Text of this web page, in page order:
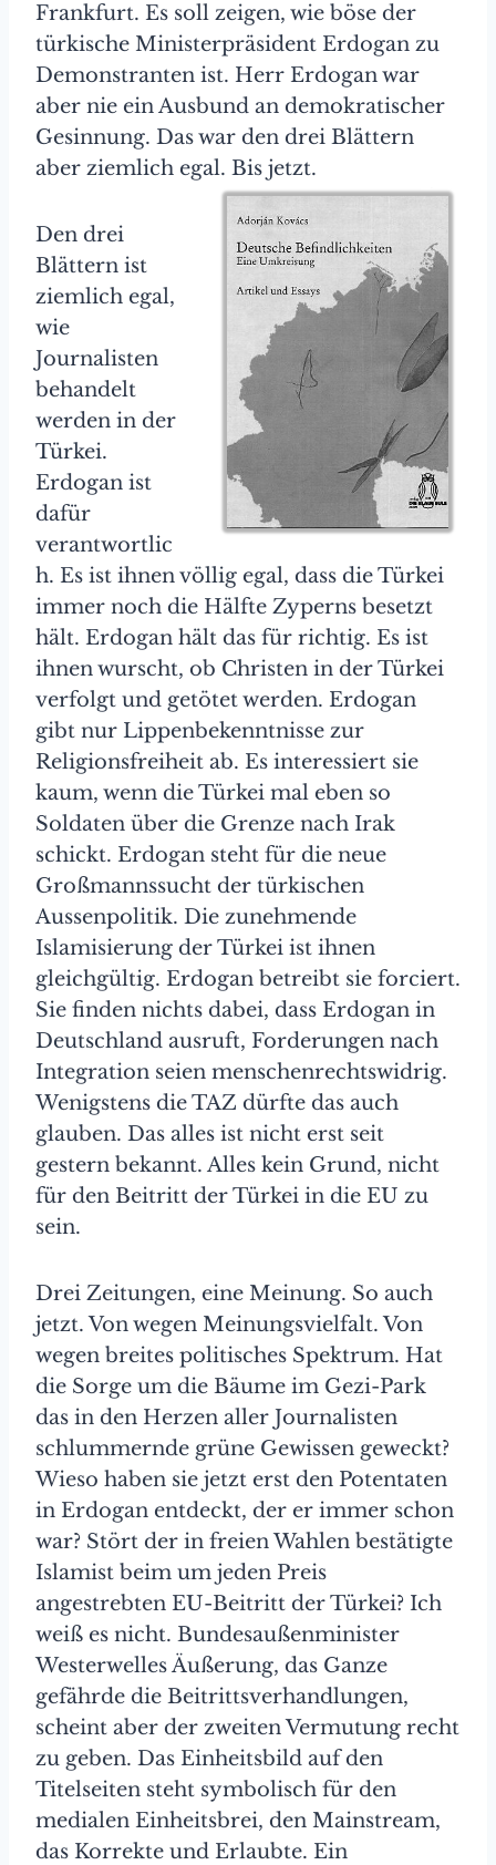
Frankfurt. Es soll zeigen, wie böse der
türkische Ministerpräsident Erdogan zu
Demonstranten ist. Herr Erdogan war
aber nie ein Ausbund an demokratischer
Gesinnung. Das war den drei Blättern
aber ziemlich egal. Bis jetzt.
Den drei
Blättern ist
ziemlich egal,
wie
Journalisten
behandelt
werden in der
Türkei.
Erdogan ist
dafür
verantwortlic
h. Es ist ihnen völlig egal, dass die Türkei
immer noch die Hälfte Zyperns besetzt
hält. Erdogan hält das für richtig. Es ist
ihnen wurscht, ob Christen in der Türkei
verfolgt und getötet werden. Erdogan
gibt nur Lippenbekenntnisse zur
Religionsfreiheit ab. Es interessiert sie
kaum, wenn die Türkei mal eben so
Soldaten über die Grenze nach Irak
schickt. Erdogan steht für die neue
Großmannssucht der türkischen
Aussenpolitik. Die zunehmende
Islamisierung der Türkei ist ihnen
gleichgültig. Erdogan betreibt sie forciert.
Sie finden nichts dabei, dass Erdogan in
Deutschland ausruft, Forderungen nach
Integration seien menschenrechtswidrig.
Wenigstens die TAZ dürfte das auch
glauben. Das alles ist nicht erst seit
gestern bekannt. Alles kein Grund, nicht
für den Beitritt der Türkei in die EU zu
sein.
Drei Zeitungen, eine Meinung. So auch
jetzt. Von wegen Meinungsvielfalt. Von
wegen breites politisches Spektrum. Hat
die Sorge um die Bäume im Gezi-Park
das in den Herzen aller Journalisten
schlummernde grüne Gewissen geweckt?
Wieso haben sie jetzt erst den Potentaten
in Erdogan entdeckt, der er immer schon
war? Stört der in freien Wahlen bestätigte
Islamist beim um jeden Preis
angestrebten EU-Beitritt der Türkei? Ich
weiß es nicht. Bundesaußenminister
Westerwelles Äußerung, das Ganze
gefährde die Beitrittsverhandlungen,
scheint aber der zweiten Vermutung recht
zu geben. Das Einheitsbild auf den
Titelseiten steht symbolisch für den
medialen Einheitsbrei, den Mainstream,
das Korrekte und Erlaubte. Ein